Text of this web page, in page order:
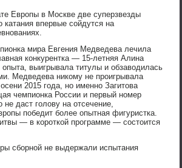
Европы в Москве две суперзвезды
катания впервые сойдутся на
мира Евгения Медведева лечила
конкурентка — 15-летняя Алина
опыта, выигрывала титулы и обзаводилась
Медведева никому не проигрывала
2015 года, но именно Загитова
чемпионка России и первый номер
не даст голову на отсечение,
победит более опытная фигуристка.
— в короткой программе — состоится
сборной не выдержали испытания